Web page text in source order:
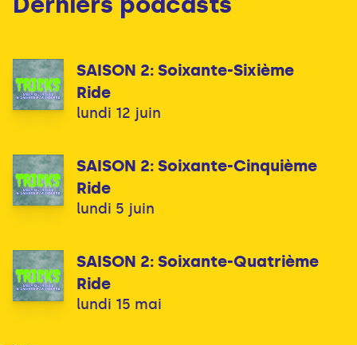
SAISON 2: Soixante-Sixième
Ride
lundi 12 juin
SAISON 2: Soixante-Cinquième
Ride
lundi 5 juin
SAISON 2: Soixante-Quatrième
Ride
lundi 15 mai